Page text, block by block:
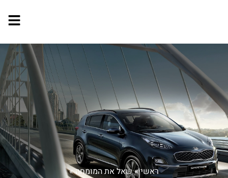
ראשי»שאל את המומחה»